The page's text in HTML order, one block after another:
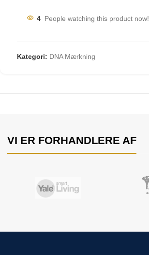
4 People watching this product now!
Kategori: DNA Mærkning
VI ER FORHANDLERE AF